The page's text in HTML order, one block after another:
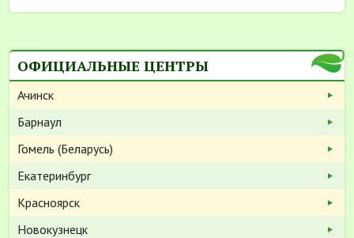
ОФИЦИАЛЬНЫЕ ЦЕНТРЫ
Ачинск
Барнаул
Гомель (Беларусь)
Екатеринбург
Красноярск
Новокузнецк